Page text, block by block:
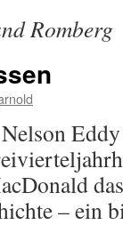
Romberg
– ein